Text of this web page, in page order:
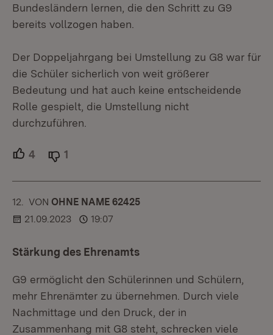
Bundesländern lernen, die den Schritt zu G9
bereits vollzogen haben.
Der Doppeljahrgang bei Umstellung zu G8 war für
die Schüler sicherlich von weit größerer
Bedeutung und hat auch keine entscheidende
Rolle gespielt, die Umstellung nicht
durchzuführen.
4 Unterstützer.
1
12. KOMMENTAR
VON :OHNE NAME 62425
21.09.2023
19:07
Stärkung des Ehrenamts
G9 ermöglicht den Schülerinnen und Schülern,
mehr Ehrenämter zu übernehmen. Durch viele
Nachmittage und den Druck, der in
Zusammenhang mit G8 steht, schrecken viele